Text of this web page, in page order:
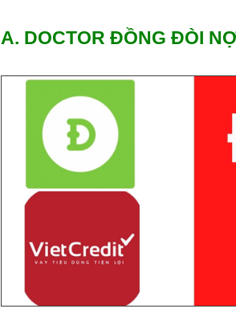
A. DOCTOR ĐỒNG ĐÒI